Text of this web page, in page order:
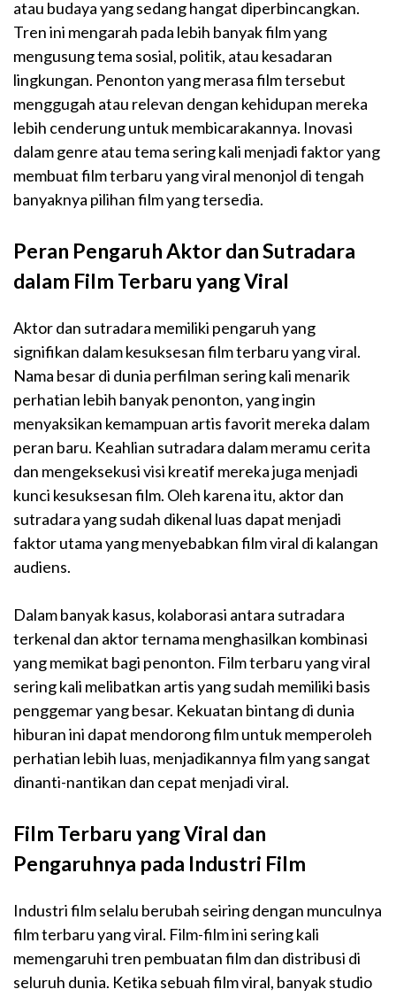
atau budaya yang sedang hangat diperbincangkan.
Tren ini mengarah pada lebih banyak film yang
mengusung tema sosial, politik, atau kesadaran
lingkungan. Penonton yang merasa film tersebut
menggugah atau relevan dengan kehidupan mereka
lebih cenderung untuk membicarakannya. Inovasi
dalam genre atau tema sering kali menjadi faktor yang
membuat film terbaru yang viral menonjol di tengah
banyaknya pilihan film yang tersedia.
Peran Pengaruh Aktor dan Sutradara
dalam Film Terbaru yang Viral
Aktor dan sutradara memiliki pengaruh yang
signifikan dalam kesuksesan film terbaru yang viral.
Nama besar di dunia perfilman sering kali menarik
perhatian lebih banyak penonton, yang ingin
menyaksikan kemampuan artis favorit mereka dalam
peran baru. Keahlian sutradara dalam meramu cerita
dan mengeksekusi visi kreatif mereka juga menjadi
kunci kesuksesan film. Oleh karena itu, aktor dan
sutradara yang sudah dikenal luas dapat menjadi
faktor utama yang menyebabkan film viral di kalangan
audiens.
Dalam banyak kasus, kolaborasi antara sutradara
terkenal dan aktor ternama menghasilkan kombinasi
yang memikat bagi penonton. Film terbaru yang viral
sering kali melibatkan artis yang sudah memiliki basis
penggemar yang besar. Kekuatan bintang di dunia
hiburan ini dapat mendorong film untuk memperoleh
perhatian lebih luas, menjadikannya film yang sangat
dinanti-nantikan dan cepat menjadi viral.
Film Terbaru yang Viral dan
Pengaruhnya pada Industri Film
Industri film selalu berubah seiring dengan munculnya
film terbaru yang viral. Film-film ini sering kali
memengaruhi tren pembuatan film dan distribusi di
seluruh dunia. Ketika sebuah film viral, banyak studio